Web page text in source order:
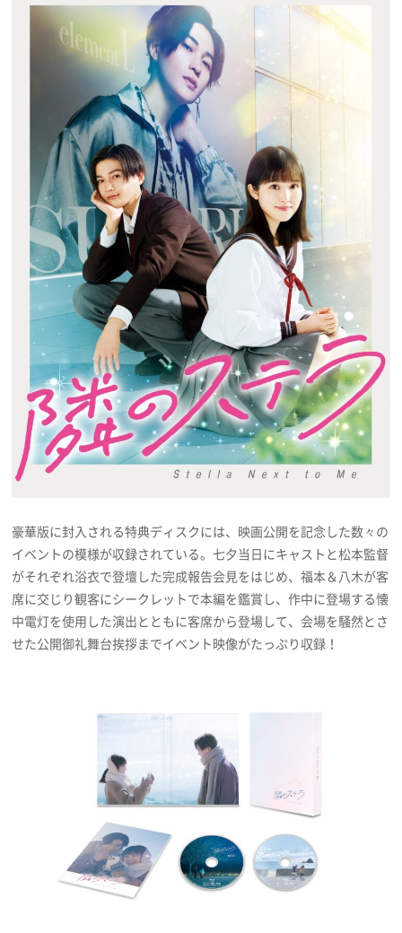
豪華版に封入される特典ディスクには、映画公開を記念した数々の
イベントの模様が収録されている。七夕当日にキャストと松本監督
がそれぞれ浴衣で登壇した完成報告会見をはじめ、福本＆八木が客
席に交じり観客にシークレットで本編を鑑賞し、作中に登場する懐
中電灯を使用した演出とともに客席から登場して、会場を騒然とさ
せた公開御礼舞台挨拶までイベント映像がたっぷり収録！